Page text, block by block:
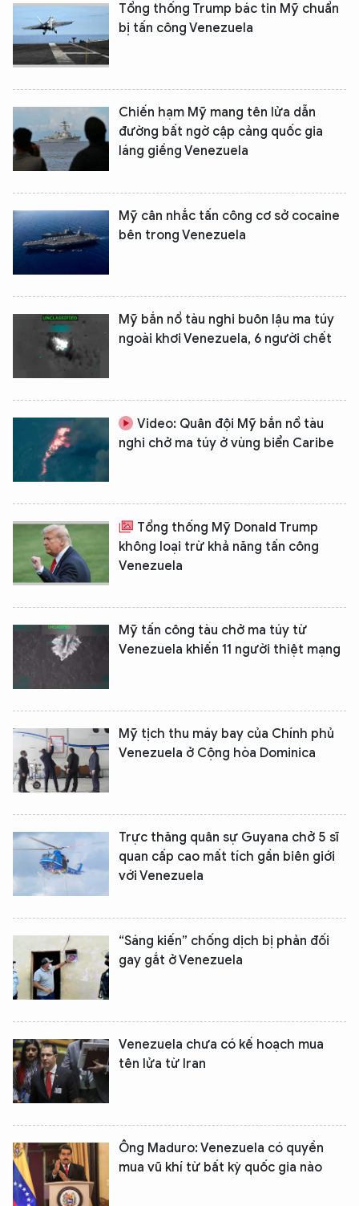
Tổng thống Trump bác tin Mỹ chuẩn
bị tấn công Venezuela
Chiến hạm Mỹ mang tên lửa dẫn
đường bất ngờ cập cảng quốc gia
láng giềng Venezuela
Mỹ cân nhắc tấn công cơ sở cocaine
bên trong Venezuela
Mỹ bắn nổ tàu nghi buôn lậu ma túy
ngoài khơi Venezuela, 6 người chết
Video: Quân đội Mỹ bắn nổ tàu
nghi chở ma túy ở vùng biển Caribe
Tổng thống Mỹ Donald Trump
không loại trừ khả năng tấn công
Venezuela
Mỹ tấn công tàu chở ma túy từ
Venezuela khiến 11 người thiệt mạng
Mỹ tịch thu máy bay của Chính phủ
Venezuela ở Cộng hòa Dominica
Trực thăng quân sự Guyana chở 5 sĩ
quan cấp cao mất tích gần biên giới
với Venezuela
“Sáng kiến” chống dịch bị phản đối
gay gắt ở Venezuela
Venezuela chưa có kế hoạch mua
tên lửa từ Iran
Ông Maduro: Venezuela có quyền
mua vũ khí từ bất kỳ quốc gia nào